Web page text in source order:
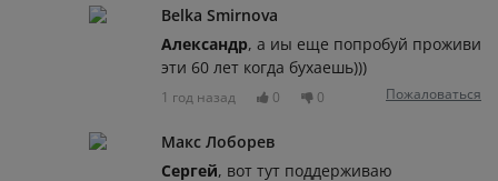
Belka Smirnova
Александр, а иы еще попробуй проживи
эти 60 лет когда бухаешь)))
1 год назад 0 0 Пожаловаться
Макс Лоборев
Сергей, вот тут поддерживаю